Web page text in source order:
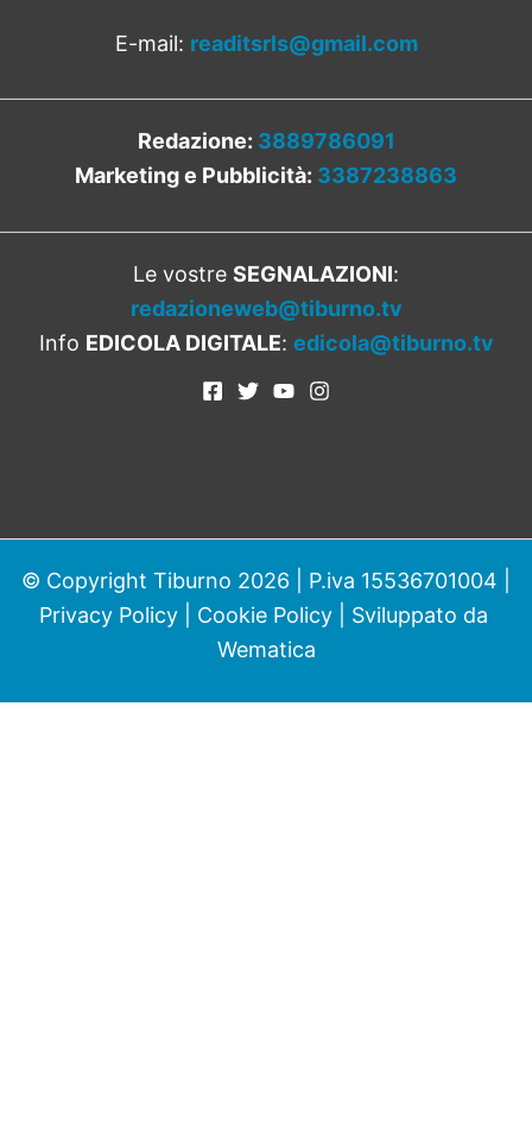
E-mail: readitsrls@gmail.com
Redazione: 3889786091
Marketing e Pubblicità: 3387238863
Le vostre SEGNALAZIONI:
redazioneweb@tiburno.tv
Info EDICOLA DIGITALE: edicola@tiburno.tv
© Copyright Tiburno 2026 | P.iva 15536701004 |
Privacy Policy| Cookie Policy| Sviluppato da
Wematica